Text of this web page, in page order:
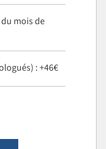
mois de
: +46€